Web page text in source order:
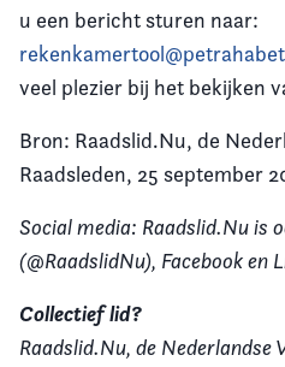
u een bericht sturen naar:
veel plezier bij het bekijken
Bron: Raadslid.Nu, de
Raadsleden, 25 september
Social media: Raadslid.Nu is
(@RaadslidNu), Facebook en
Collectief lid?
Raadslid.Nu, de Nederlandse